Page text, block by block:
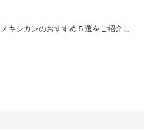
キシカンのおすすめ５選をご紹介し